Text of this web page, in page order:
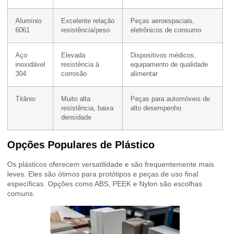
Alumínio
6061
Excelente relação
resistência/peso
Peças aeroespaciais,
eletrônicos de consumo
Aço
inoxidável
304
Elevada
resistência à
corrosão
Dispositivos médicos,
equipamento de qualidade
alimentar
Titânio
Muito alta
resistência, baixa
densidade
Peças para automóveis de
alto desempenho
Opções Populares de Plástico
Os plásticos oferecem versatilidade e são frequentemente mais
leves. Eles são ótimos para protótipos e peças de uso final
específicas. Opções como ABS, PEEK e Nylon são escolhas
comuns.